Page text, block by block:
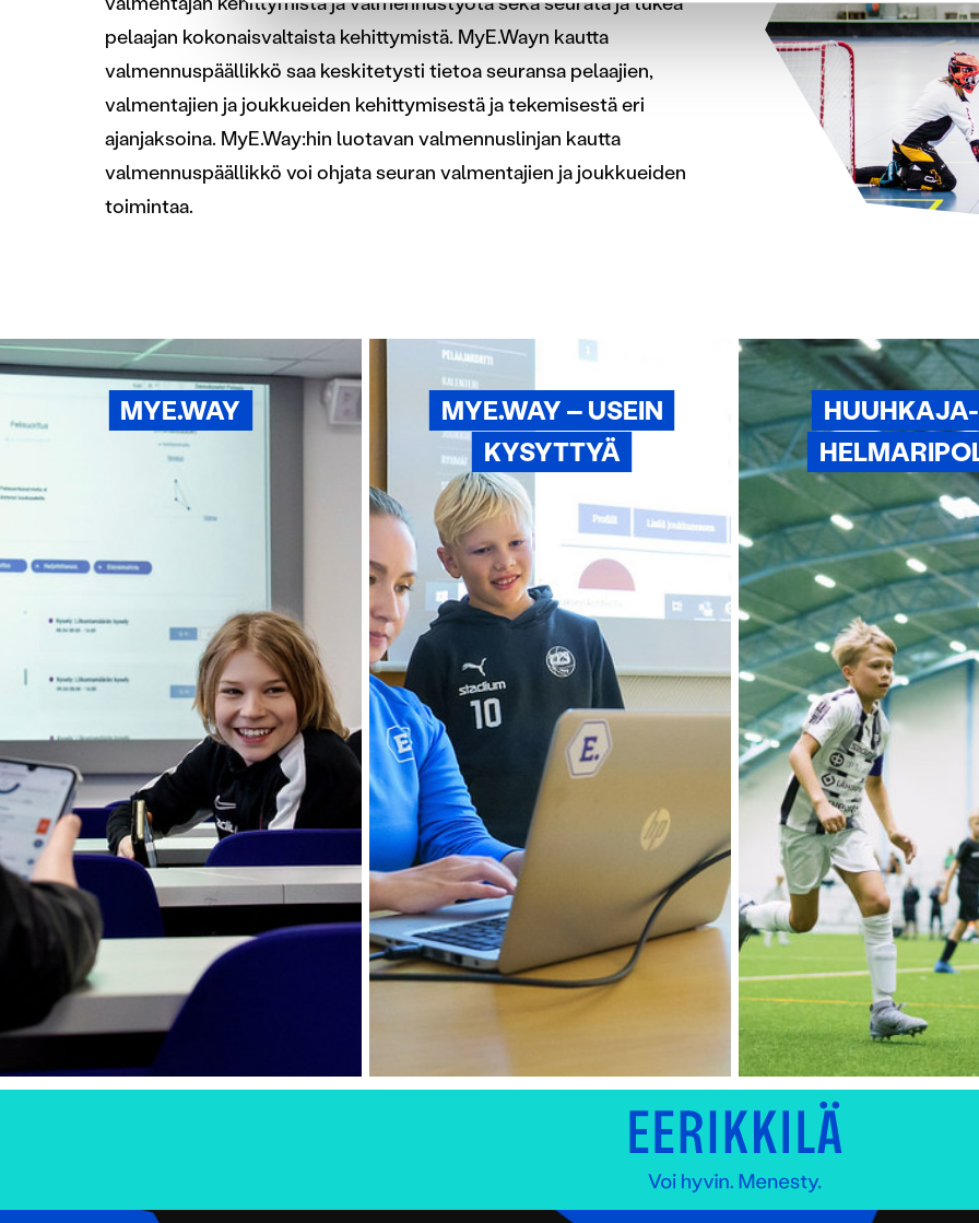
Käytämme evästeitä tarjoamamme sisällön ja mainosten räätälöimiseen, sosiaalisen
ja kävijämäärämme analysoimiseen. Lisäksi jaamme sosiaalisen median, mainosalan ja
kumppaneillemme tietoja siitä, miten käytät sivustoamme. Kumppanimme voivat yhdistää
olet antanut heille tai joita on kerätty, kun olet käyttänyt heidän palvelujaan.
pelaajan kokonaisvaltaista kehittymistä. MyE.Wayn kautta
valmennuspäällikkö saa keskitetysti tietoa seuransa pelaajien,
valmentajien ja joukkueiden kehittymisestä ja tekemisestä eri
ajanjaksoina. MyE.Way:hin luotavan valmennuslinjan kautta
valmennuspäällikkö voi ohjata seuran valmentajien ja joukkueiden
toimintaa.
MYE.WAY
MYE.WAY – USEIN
KYSYTTYÄ